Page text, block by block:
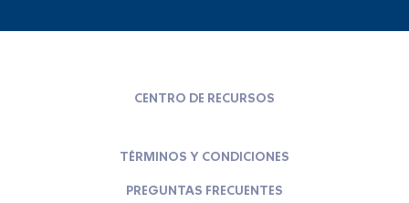
CENTRO DE RECURSOS
TÉRMINOS Y CONDICIONES
PREGUNTAS FRECUENTES